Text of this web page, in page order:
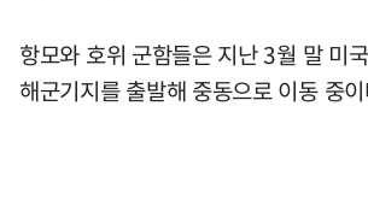
항모와 호위 군함들은 지난 3월 말 미
해군기지를 출발해 중동으로 이동 중